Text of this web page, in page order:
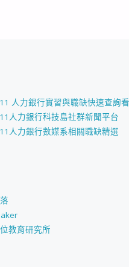
人力銀行實習與職缺快速查詢
人力銀行科技島社群新聞平台
人力銀行數媒系相關職缺精選
教育研究所